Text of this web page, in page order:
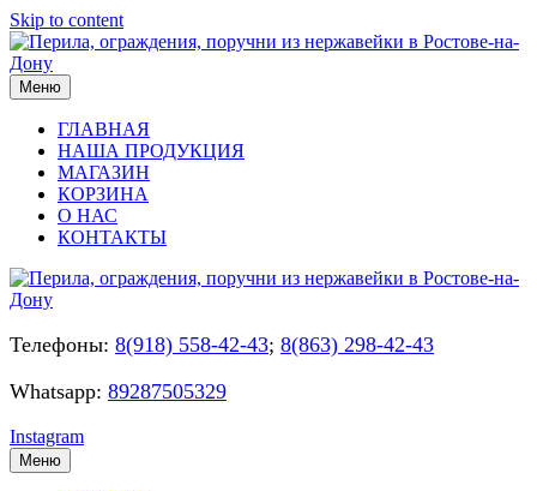
Skip to content
Меню
ГЛАВНАЯ
НАША ПРОДУКЦИЯ
МАГАЗИН
КОРЗИНА
О НАС
КОНТАКТЫ
Телефоны: 8(918) 558-42-43; 8(863) 298-42-43
Whatsapp: 89287505329
Instagram
Меню